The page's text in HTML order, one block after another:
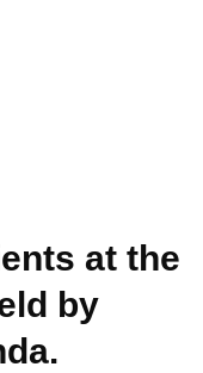
at the
by